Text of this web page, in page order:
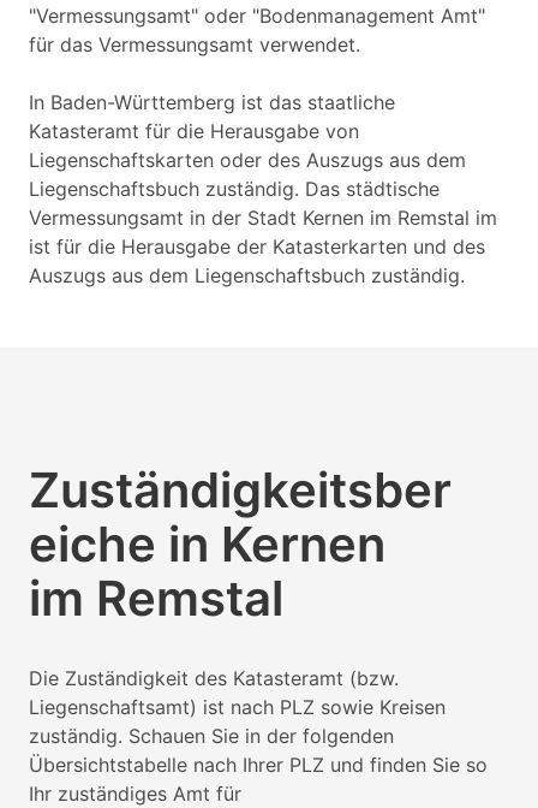
"Vermessungsamt" oder "Bodenmanagement Amt"
für das Vermessungsamt verwendet.
In Baden-Württemberg ist das staatliche
Katasteramt für die Herausgabe von
Liegenschaftskarten oder des Auszugs aus dem
Liegenschaftsbuch zuständig. Das städtische
Vermessungsamt in der Stadt Kernen im Remstal im
ist für die Herausgabe der Katasterkarten und des
Auszugs aus dem Liegenschaftsbuch zuständig.
Zuständigkeitsber
eiche in Kernen
im Remstal
Die Zuständigkeit des Katasteramt (bzw.
Liegenschaftsamt) ist nach PLZ sowie Kreisen
zuständig. Schauen Sie in der folgenden
Übersichtstabelle nach Ihrer PLZ und finden Sie so
Ihr zuständiges Amt für